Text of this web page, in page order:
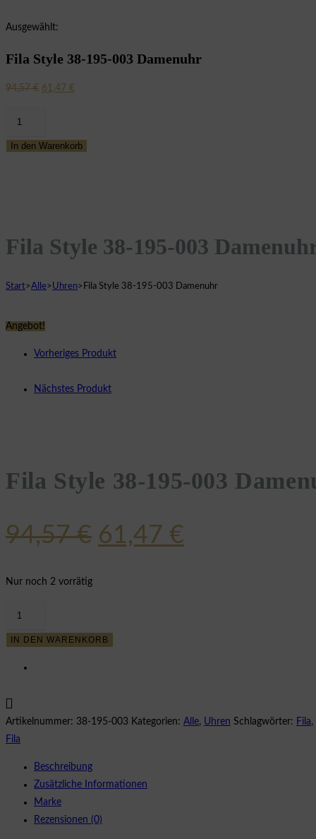
Ausgewählt:
Fila Style 38-195-003 Damenuhr
94,57€ Ursprünglicher
94,57 €
61,47 €Aktueller
61,47 €.
38-In den Warenkorb
Fila Style 38-195-003
Start>Alle>Uhren> Fila Style 38-195-003 Damenuhr
Angebot!
Vorheriges Produkt
Nächstes Produkt
Fila Style 38-195-003
94,57€ Ursprünglicher
61,47 €
Nur noch 2 vorrätig
38-
Damenuhr
IN DEN WARENKORB
Artikelnummer: 38-195-003 Kategorien: Alle, Uhren Schlagwörter: Fila,
Fila
Beschreibung
Zusätzliche Informationen
Marke
Rezensionen (0)